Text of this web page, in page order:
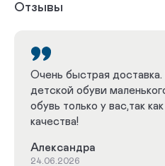
Весна - Осень
Лето
Кроссовки при плоскостопии
Белые кроссовки
Отзывы
Очень быстрая
детской обуви
обувь только у вас,так
качества!
Александра
24.06.2026